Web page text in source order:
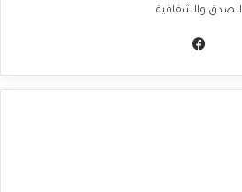
الصدق والشفافية